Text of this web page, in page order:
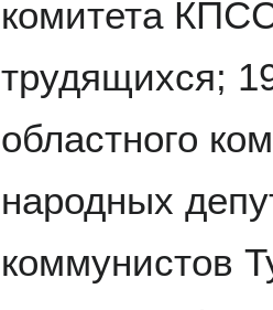
комитета
трудящихся;
областного
народных
коммунистов